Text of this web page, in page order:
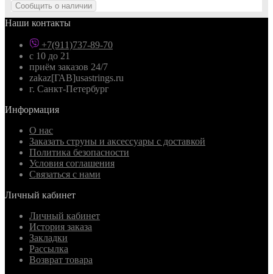
Сообщить о наличии
Наши контакты
+7(911)737-89-70
с 10 до 21
приём заказов 24/7
zakaz[ГАВ]usastrings.ru
г. Санкт-Петербург
Информация
О нас
Заказать струны и аксессуары с доставкой
Политика безопасности
Условия соглашения
Связаться с нами
Личный кабинет
Личный кабинет
История заказа
Закладки
Рассылка
Возврат товара